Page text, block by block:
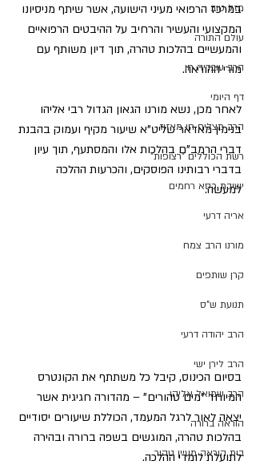
מזל טוב
עולם התורה
הרב עובדיה חן
דף היומי
הרב מצליח חי מאזוז
רשת הכוללים "רצופות"
ישיבת כסא רחמים
אריה דרעי
מורנו הרב צמח
קרן שותפים
תנועת ש"ס
הרב יהודה דרעי
הרב לירן ישי
הרב שמואל אליהו
הוראה ברורה
בית הוראה מעיין טהור
במרכז הרפואי מעיני הישועה, אשר שיתף מניסיונו
המקצועי והעשיר והרחיב על ההיבטים הרפואיים
והמעשיים בהלכות טהרה, תוך דיון משותף עם
מורי ההוראה.
לאחר מכן, נשא מורנו הגאון הגדול רבי אליהו
בנימין מאדאר שליט"א שיעור מקיף ועמוק בהבנת
דברי הרמב"ם בהלכות אלו והמסתעף, תוך עיון
בדברי רבותינו הפוסקים, והכרעות ההלכה
למעשה.
בסיום הכינוס, קיבל כל משתתף את הקונטרס
המיוחד "מים טהורים" – מהדורה חגיגית אשר
יצאה לאור לרגל המעמד, הכוללת שיעורים יסודיים
בהלכות טהרה, המוגשים בשפה ברורה ובהירה
לתועלת לומדי ההלכה.